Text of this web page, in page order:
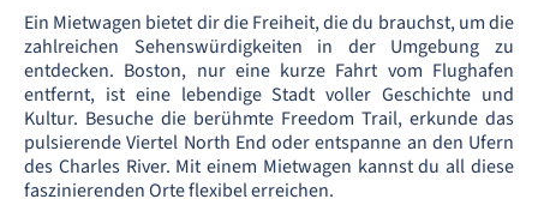
Ein Mietwagen bietet dir die Freiheit, die du brauchst, um die
zahlreichen Sehenswürdigkeiten in der Umgebung zu
entdecken. Boston, nur eine kurze Fahrt vom Flughafen
entfernt, ist eine lebendige Stadt voller Geschichte und
Kultur. Besuche die berühmte Freedom Trail, erkunde das
pulsierende Viertel North End oder entspanne an den Ufern
des Charles River. Mit einem Mietwagen kannst du all diese
faszinierenden Orte flexibel erreichen.